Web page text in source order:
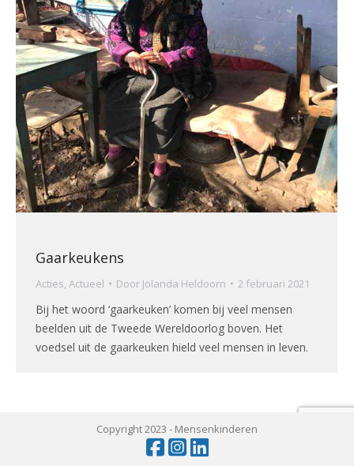
Gaarkeukens
Acties, Actueel Door Jolanda Heldoorn 2 februari 2021
Bij het woord ‘gaarkeuken’ komen bij veel mensen
beelden uit de Tweede Wereldoorlog boven. Het
voedsel uit de gaarkeuken hield veel mensen in leven.
Copyright 2023 - Mensenkinderen